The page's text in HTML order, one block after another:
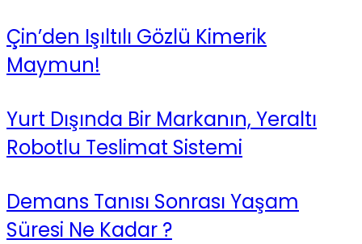
Çin’den Işıltılı Gözlü Kimerik
Maymun!
Yurt Dışında Bir Markanın, Yeraltı
Robotlu Teslimat Sistemi
Demans Tanısı Sonrası Yaşam
Süresi Ne Kadar ?